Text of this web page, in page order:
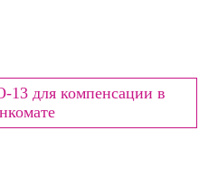
13 для компенсации в